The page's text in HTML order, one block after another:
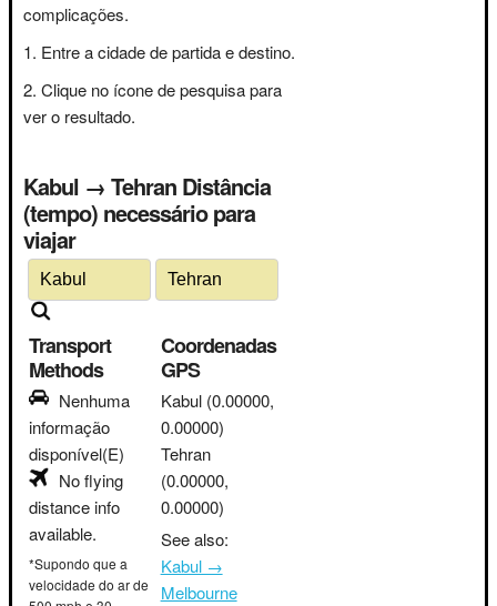
complicações.
Entre a cidade de partida e destino.
Clique no ícone de pesquisa para
ver o resultado.
Kabul → Tehran Distância
(tempo) necessário para
viajar
Transport
Methods
Nenhuma
informação
disponível(E)
No flying
distance info
available.
*Supondo que a
velocidade do ar de
Coordenadas
GPS
Kabul (0.00000,
0.00000)
Tehran
(0.00000,
0.00000)
See also:
Kabul →
Melbourne